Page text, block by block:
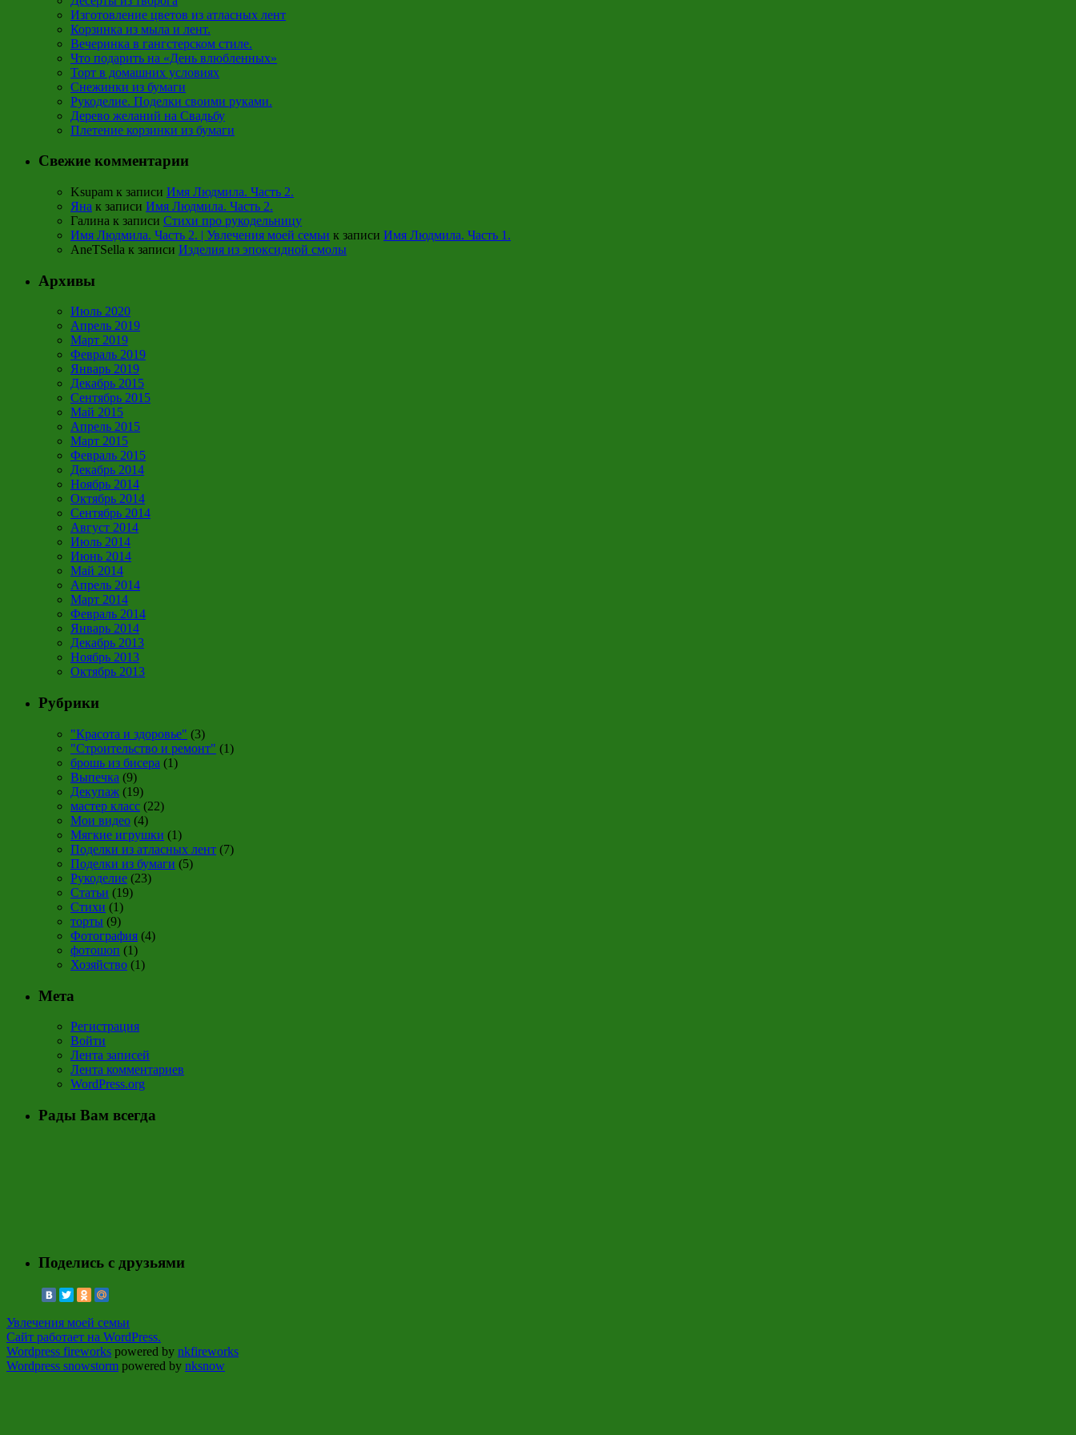
Изготовление цветов из атласных лент
Корзинка из мыла и лент.
Вечеринка в гангстерском стиле.
Что подарить на «День влюбленных»
Торт в домашних условиях
Снежинки из бумаги
Рукоделие. Поделки своими руками.
Дерево желаний на Свадьбу
Плетение корзинки из бумаги
Свежие комментарии
Ksupam к записи Имя Людмила. Часть 2.
Яна к записи Имя Людмила. Часть 2.
Галина к записи Стихи про рукодельницу
Имя Людмила. Часть 2. | Увлечения моей семьи к записи Имя Людмила. Часть 1.
AneTSella к записи Изделия из эпоксидной смолы
Архивы
Июль 2020
Апрель 2019
Март 2019
Февраль 2019
Январь 2019
Декабрь 2015
Сентябрь 2015
Май 2015
Апрель 2015
Март 2015
Февраль 2015
Декабрь 2014
Ноябрь 2014
Октябрь 2014
Сентябрь 2014
Август 2014
Июль 2014
Июнь 2014
Май 2014
Апрель 2014
Март 2014
Февраль 2014
Январь 2014
Декабрь 2013
Ноябрь 2013
Октябрь 2013
Рубрики
"Красота и здоровье" (3)
"Строительство и ремонт" (1)
брошь из бисера (1)
Выпечка (9)
Декупаж (19)
мастер класс (22)
Мои видео (4)
Мягкие игрушки (1)
Поделки из атласных лент (7)
Поделки из бумаги (5)
Рукоделие (23)
Статьи (19)
Стихи (1)
торты (9)
Фотография (4)
фотошоп (1)
Хозяйство (1)
Мета
Регистрация
Войти
Лента записей
Лента комментариев
WordPress.org
Рады Вам всегда
Поделись с друзьями
Увлечения моей семьи
Сайт работает на WordPress.
Wordpress fireworks powered by nkfireworks
Wordpress snowstorm powered by nksnow